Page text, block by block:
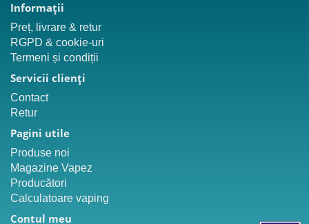
Informaţii
Preț, livrare & retur
RGPD & cookie-uri
Termeni și condiții
Servicii clienţi
Contact
Retur
Pagini utile
Produse noi
Magazine Vapez
Producători
Calculatoare vaping
Contul meu